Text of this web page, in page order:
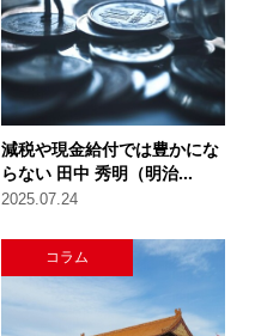
減税や現金給付では豊かにな
らない 田中 秀明（明治...
2025.07.24
コラム